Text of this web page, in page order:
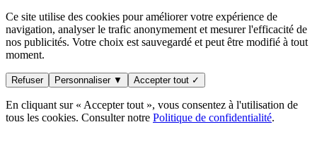
Ce site utilise des cookies pour améliorer votre expérience de
navigation, analyser le trafic anonymement et mesurer l'efficacité de
nos publicités. Votre choix est sauvegardé et peut être modifié à tout
moment.
Refuser Personnaliser ▼ Accepter tout ✓
En cliquant sur « Accepter tout », vous consentez à l'utilisation de
tous les cookies. Consulter notre Politique de confidentialité.